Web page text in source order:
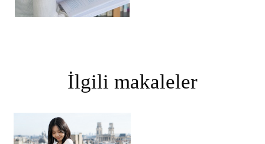
İlgili makaleler